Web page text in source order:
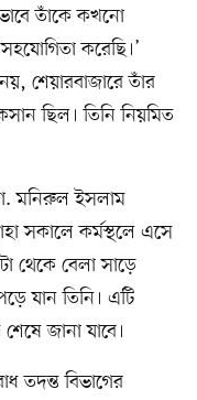
তাঁকে কখনো
করেছি।’
শেয়ারবাজারে তাঁর
ছিল। তিনি নিয়মিত
মনিরুল ইসলাম
সকালে কর্মস্থলে এসে
থেকে বেলা সাড়ে
যান তিনি। এটি
জানা যাবে।
তদন্ত বিভাগের